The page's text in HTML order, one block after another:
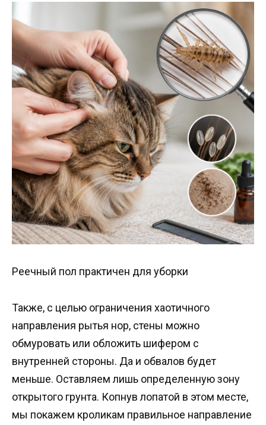
Реечный пол практичен для уборки
Также, с целью ограничения хаотичного
направления рытья нор, стены можно
обмуровать или обложить шифером с
внутренней стороны. Да и обвалов будет
меньше. Оставляем лишь определенную зону
открытого грунта. Копнув лопатой в этом месте,
мы покажем кроликам правильное направление